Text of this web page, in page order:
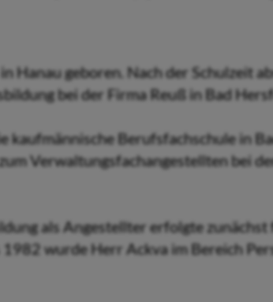
Hanau geboren. Nach der Schulzeit
bei der Firma Reuß in Bad
kaufmännische Berufsfachschule in
Verwaltungsfachangestellten bei
als Angestellter erfolgte zunächst
wurde Herr Ackva im Bereich